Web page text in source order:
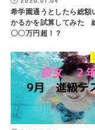
希学園通うとしたら総額
かるかを試算してみた
〇〇万円超！？